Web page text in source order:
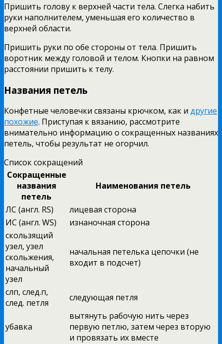
Пришить голову к верхней части тела. Слегка набить
руки наполнителем, уменьшая его количество в
верхней области.
Пришить руки по обе стороны от тела. Пришить
воротник между головой и телом. Кнопки на равном
расстоянии пришить к телу.
Названия петель
Конфетные человечки связаны крючком, как и другие
похожие. Приступая к вязанию, рассмотрите
внимательно информацию о сокращенных названиях
петель, чтобы результат не огорчил.
Список сокращений
Сокращенные
названия
петель
Наименования петель
ЛС (англ. RS)
лицевая сторона
ИС (англ. WS)
изнаночная сторона
скользящий
узел, узел
скольжения,
начальный
узел
начальная петелька цепочки (не
входит в подсчет)
слп, след.п,
след. петля
следующая петля
убавка
вытянуть рабочую нить через
первую петлю, затем через вторую
и провязать их вместе